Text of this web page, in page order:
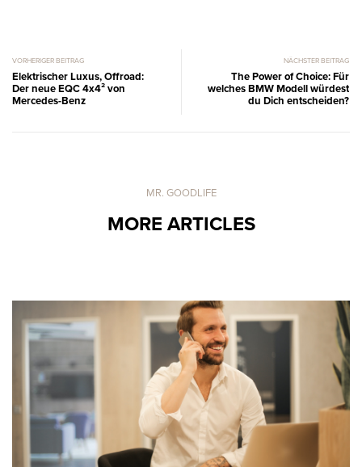
VORHERIGER BEITRAG
Elektrischer Luxus, Offroad:
Der neue EQC 4x4² von
Mercedes-Benz
NÄCHSTER BEITRAG
The Power of Choice: Für
welches BMW Modell würdest
du Dich entscheiden?
MR. GOODLIFE
MORE ARTICLES